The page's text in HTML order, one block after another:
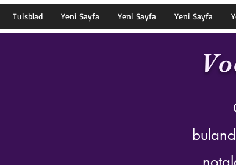
Tuisblad Yeni Sayfa Yeni Sayfa Yeni Sayfa